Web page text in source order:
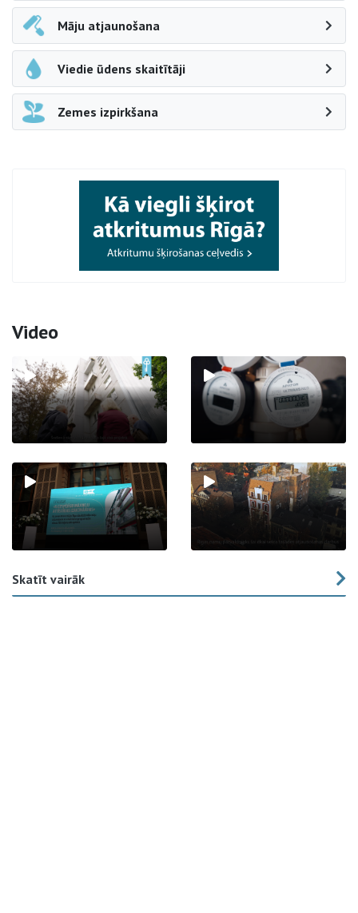
Māju atjaunošana
Viedie ūdens skaitītāji
Zemes izpirkšana
Video
Skatīt vairāk